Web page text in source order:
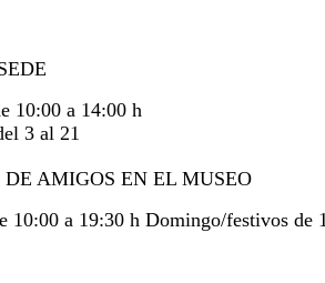
10:00 a 14:00 h
3 al 21
AMIGOS EN EL MUSEO
10:00 a 19:30 h Domingo/festivos de